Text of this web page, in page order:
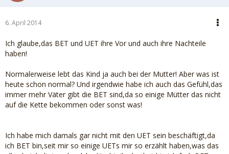
6. April 2014
Ich glaube,das BET und UET ihre Vor und auch ihre Nachteile
haben!
Normalerweise lebt das Kind ja auch bei der Mutter! Aber was ist
heute schon normal? Und irgendwie habe ich auch das Gefühl,das
immer mehr Väter gibt die BET sind,da so einige Mütter das nicht
auf die Kette bekommen oder sonst was!
Ich habe mich damals gar nicht mit den UET sein beschäftigt,da
ich BET bin,seit mir so einige UETs mir so erzählt haben,was das